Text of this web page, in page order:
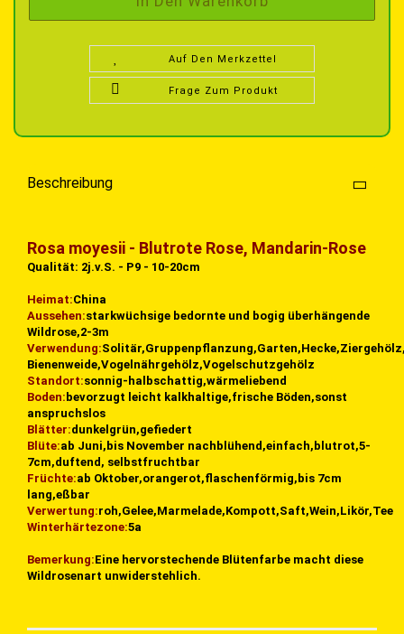
Auf Den Merkzettel
Frage Zum Produkt
Beschreibung
Rosa moyesii - Blutrote Rose, Mandarin-Rose
Qualität: 2j.v.S. - P9 - 10-20cm
Heimat:China
Aussehen:starkwüchsige bedornte und bogig überhängende
Wildrose,2-3m
Verwendung:
Bienenweide,Vogelnährgehölz,Vogelschutzgehölz
Standort:sonnig-halbschattig,wärmeliebend
Boden:bevorzugt leicht kalkhaltige,frische Böden,sonst
anspruchslos
Blätter:dunkelgrün,gefiedert
Blüte:ab Juni,bis November nachblühend,einfach,blutrot,5-
7cm,duftend, selbstfruchtbar
Früchte:ab Oktober,orangerot,flaschenförmig,bis 7cm
lang,eßbar
Verwertung:roh,Gelee,Marmelade,Kompott,Saft,Wein,Likör,Tee
Winterhärtezone:5a
Bemerkung:Eine hervorstechende Blütenfarbe macht diese
Wildrosenart unwiderstehlich.